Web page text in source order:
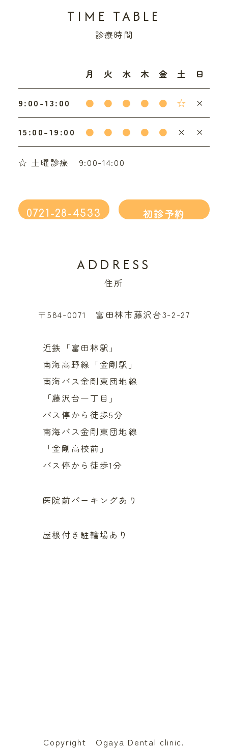
TIME TABLE
診療時間
月 火 水 木 金 土 日
9:00-13:00 ● ● ● ● ● ☆ ×
15:00-19:00 ● ● ● ● ● × ×
☆ 土曜診療 9:00-14:00
0721-28-4533 初診予約
ADDRESS
住所
〒584-0071 富田林市藤沢台3-2-27
近鉄「富田林駅」
南海高野線「金剛駅」
南海バス金剛東団地線
「藤沢台一丁目」
バス停から徒歩5分
南海バス金剛東団地線
「金剛高校前」
バス停から徒歩1分
医院前パーキングあり
屋根付き駐輪場あり
Copyright Ogaya Dental clinic.